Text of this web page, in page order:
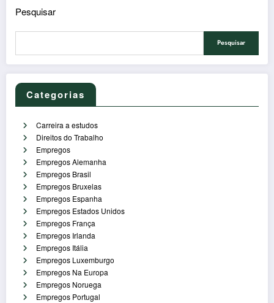
Pesquisar
Pesquisar
Categorias
Carreira a estudos
Direitos do Trabalho
Empregos
Empregos Alemanha
Empregos Brasil
Empregos Bruxelas
Empregos Espanha
Empregos Estados Unidos
Empregos França
Empregos Irlanda
Empregos Itália
Empregos Luxemburgo
Empregos Na Europa
Empregos Noruega
Empregos Portugal